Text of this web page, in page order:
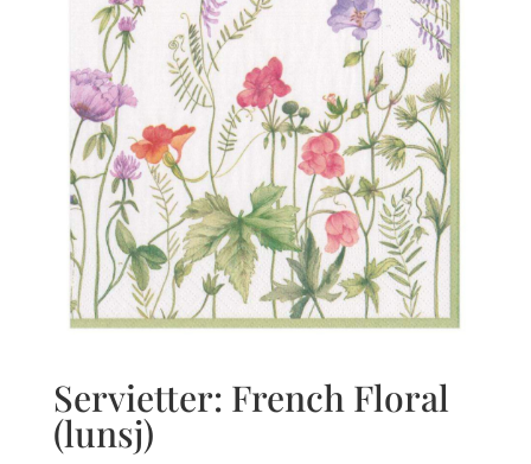
Servietter: French Floral
(lunsj)